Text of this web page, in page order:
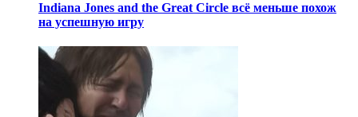
Indiana Jones and the Great Circle всё меньше похож
на успешную игру